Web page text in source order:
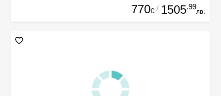
770€ / 1505.99
лв.